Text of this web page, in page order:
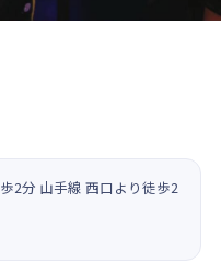
2分 山手線 西口より徒歩2